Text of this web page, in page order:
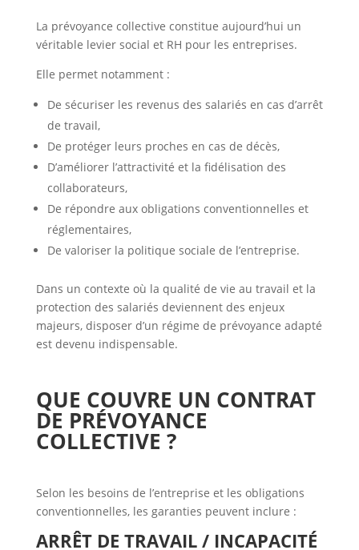
La prévoyance collective constitue aujourd’hui un
véritable levier social et RH pour les entreprises.
Elle permet notamment :
De sécuriser les revenus des salariés en cas d’arrêt
de travail,
De protéger leurs proches en cas de décès,
D’améliorer l’attractivité et la fidélisation des
collaborateurs,
De répondre aux obligations conventionnelles et
réglementaires,
De valoriser la politique sociale de l’entreprise.
Dans un contexte où la qualité de vie au travail et la
protection des salariés deviennent des enjeux
majeurs, disposer d’un régime de prévoyance adapté
est devenu indispensable.
QUE COUVRE UN CONTRAT
DE PRÉVOYANCE
COLLECTIVE ?
Selon les besoins de l’entreprise et les obligations
conventionnelles, les garanties peuvent inclure :
ARRÊT DE TRAVAIL / INCAPACITÉ